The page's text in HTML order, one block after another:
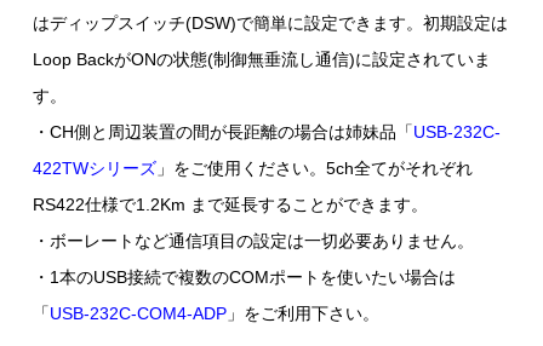
はディップスイッチ(DSW)で簡単に設定できます。初期設定は
Loop BackがONの状態(制御無垂流し通信)に設定されていま
す。
・CH側と周辺装置の間が長距離の場合は姉妹品「 USB-232C-
422TWシリーズ」をご使用ください。5ch全てがそれぞれ
RS422仕様で1.2Km まで延長することができます。
・ボーレートなど通信項目の設定は一切必要ありません。
・1本のUSB接続で複数のCOMポートを使いたい場合は
「 USB-232C-COM4-ADP」をご利用下さい。